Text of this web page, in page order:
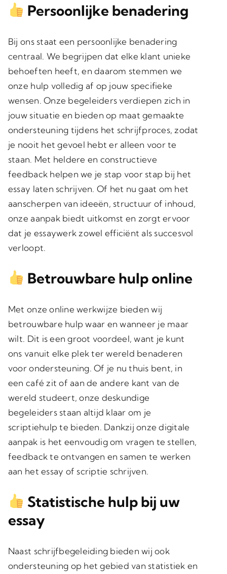
Persoonlijke benadering
Bij ons staat een persoonlijke benadering
centraal. We begrijpen dat elke klant unieke
behoeften heeft, en daarom stemmen we
onze hulp volledig af op jouw specifieke
wensen. Onze begeleiders verdiepen zich in
jouw situatie en bieden op maat gemaakte
ondersteuning tijdens het schrijfproces, zodat
je nooit het gevoel hebt er alleen voor te
staan. Met heldere en constructieve
feedback helpen we je stap voor stap bij het
essay laten schrijven. Of het nu gaat om het
aanscherpen van ideeën, structuur of inhoud,
onze aanpak biedt uitkomst en zorgt ervoor
dat je essaywerk zowel efficiënt als succesvol
verloopt.
Betrouwbare hulp online
Met onze online werkwijze bieden wij
betrouwbare hulp waar en wanneer je maar
wilt. Dit is een groot voordeel, want je kunt
ons vanuit elke plek ter wereld benaderen
voor ondersteuning. Of je nu thuis bent, in
een café zit of aan de andere kant van de
wereld studeert, onze deskundige
begeleiders staan altijd klaar om je
scriptiehulp te bieden. Dankzij onze digitale
aanpak is het eenvoudig om vragen te stellen,
feedback te ontvangen en samen te werken
aan het essay of scriptie schrijven.
Statistische hulp bij uw
essay
Naast schrijfbegeleiding bieden wij ook
ondersteuning op het gebied van statistiek en